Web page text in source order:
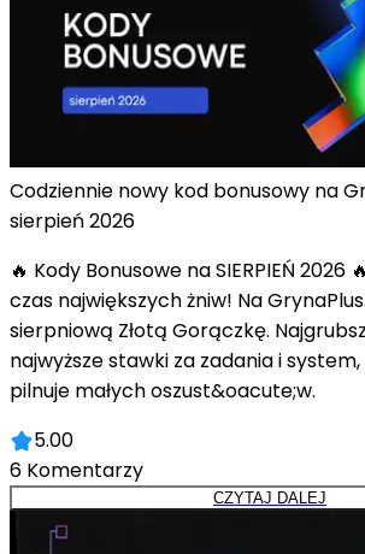
Codziennie nowy kod bonusowy na
sierpień 2026
🔥 Kody Bonusowe na SIERPIEŃ 2026
czas największych żniw! Na
sierpniową Złotą Gorączkę.
najwyższe stawki za zadania i
pilnuje małych oszust&oacute;w.
5.00
6 Komentarzy
CZYTAJ DALEJ